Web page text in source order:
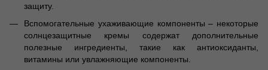
защиту.
Вспомогательные ухаживающие компоненты – некоторые
солнцезащитные кремы содержат дополнительные
полезные ингредиенты, такие как антиоксиданты,
витамины или увлажняющие компоненты.